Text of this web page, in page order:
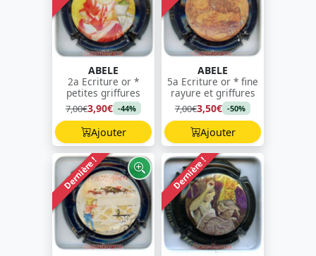
ABELE
2a Ecriture or *
petites griffures
7,00€3,90€ -44%
Ajouter
ABELE
5a Ecriture or * fine
rayure et griffures
7,00€3,50€ -50%
Ajouter
Dernière ! Dernière !